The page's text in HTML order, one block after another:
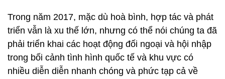
Trong năm 2017, mặc dù hoà bình, hợp tác và phát
triển vẫn là xu thế lớn, nhưng có thể nói chúng ta đã
phải triển khai các hoạt động đối ngoại và hội nhập
trong bối cảnh tình hình quốc tế và khu vực có
nhiều diễn diễn nhanh chóng và phức tạp cả về